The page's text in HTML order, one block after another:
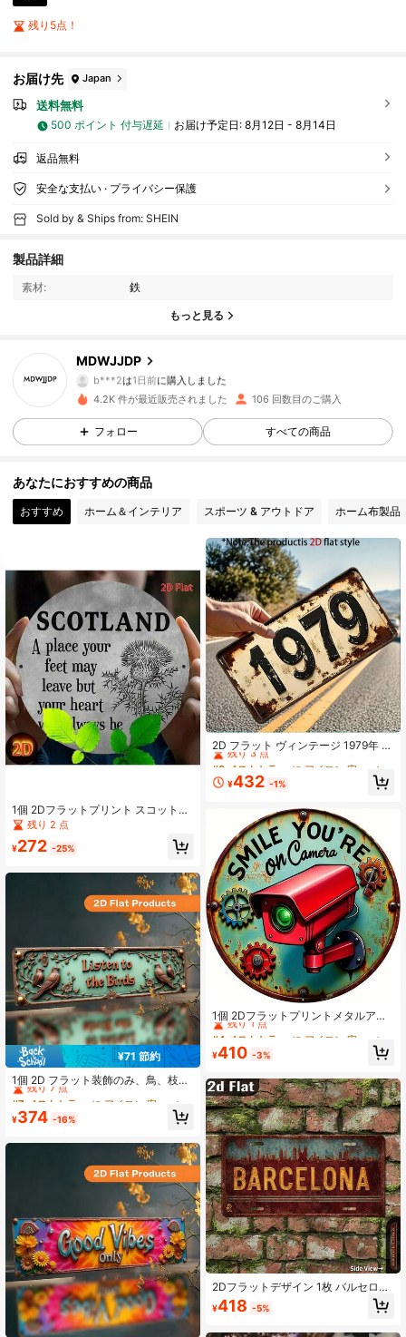
残り5点！
お届け先 Japan
送料無料
500 ポイント 付与遅延 お届け予定日: 8月12日 - 8月14日
返品無料
安全な支払い · プライバシー保護
Sold by & Ships from: SHEIN
製品詳細
素材: 鉄
もっと見る
MDWJJDP
4.58
39 フォロワー
4.58
39 フォロワー
b***2は1日前に購入しました
4.58 39 フォロワー
39 フォロワー
4.58 39 フォロワー
4.2K 件が最近販売されました 106 回数目のご購入
フォロー すべての商品
あなたにおすすめの商品
おすすめ ホーム＆インテリア スポーツ & アウトドア ホーム布製品
1個 2Dフラットプリント スコットラ
ンド風メタルウォールデコレーショ
ン 19.81*19.81cm、タンポポカント
リーメタルサイン、メタルウォール
り、コーヒーショップのソフトファ
ーニシング、アーティスティックデ
コレーション、ニッチなホリデーハ
ウスウォーミングギフト、ヴィンテ
ージアイアンサイン、カントリース
残り 2 点
¥272 -25%
¥71 節約
1個 2D フラット装飾のみ、鳥、枝、
花のヴィンテージデザイン 2D フラ
ットサイン&プラーク。このラスティ
ックスタイルのメタル製壁掛けサイ
ームハウス、ポーチに適していま
す。耐久性があり、簡単に取り付け
#7 ベストセラー
に アイロン 安全標識と信号
残り 7 点
#7 ベストセラー
残り 7 点
#7 ベストセラー
残り 7 点
#7 ベストセラー
残り 7 点
¥374 -16%
2D フラット ヴィンテージ 1979年 メ
タル ウォールデコ 1個入り、ノスタ
ルジックな車のテーマ装飾、男性の
部屋、ガレージ、バー、ホーム、レ
フラットデザイン
#8 ベストセラー
に アイロン 安全標識と信号
残り 3 点
#8 ベストセラー
残り 3 点
#8 ベストセラー
残り 3 点
#8 ベストセラー
¥432 -1%
1個 2Dフラットプリントメタルアイ
アンサイン、ヴィンテージ監視カメ
ラ装飾 - レトロCCTVサイン、笑顔
のカメラテキスト付き - レッド/シア
性のあるメタルプラーク - 20.32x2
0.32cm - モニタリングルーム装飾、
クラシックデザイン、オフィス装
飾、監視愛好家 (ランダムな穴の位
置)
#4 ベストセラー
残り 1 点
#4 ベストセラー
残り 1 点
#4 ベストセラー
残り 1 点
#4 ベストセラー
残り 1 点
¥410 -3%
2Dフラットデザイン 1枚 バルセロナ
スペイン市街地スカイライン メタル
ウォールデコレーションサイン - ヴ
¥418 -5%